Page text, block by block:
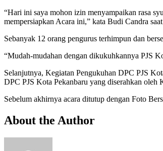
“Hari ini saya mohon izin menyampaikan rasa
mempersiapkan Acara ini,” kata Budi Candra
Sebanyak 12 orang pengurus terhimpun dan
“Mudah-mudahan dengan dikukuhkannya PJS
Selanjutnya, Kegiatan Pengukuhan DPC PJS
DPC PJS Kota Pekanbaru yang diserahkan
Sebelum akhirnya acara ditutup dengan Foto
About the Author